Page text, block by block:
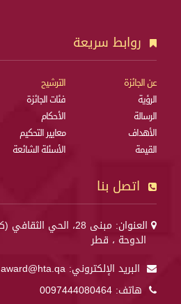
روابط سريعة
عن الجائزة
الرؤية
الرسالة
الأهداف
القيمة
الترشيح
فئات الجائزة
الأحكام
معايير التحكيم
الأسئلة الشائعة
اتصل بنا
العنوان: مبنى 28، الحي الثقافي (كتارا)،
الدوحة ، قطر
البريد الإلكتروني: award@hta.qa
هاتف: 0097444080464